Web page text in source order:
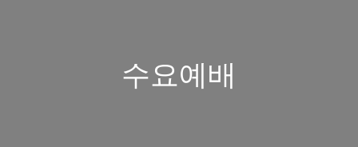
수요예배